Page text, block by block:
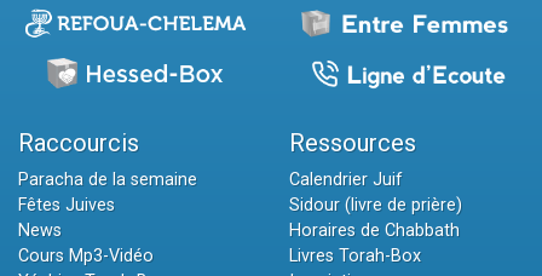
Raccourcis
Paracha de la semaine
Fêtes Juives
News
Cours Mp3-Vidéo
Ressources
Calendrier Juif
Sidour (livre de prière)
Horaires de Chabbath
Livres Torah-Box